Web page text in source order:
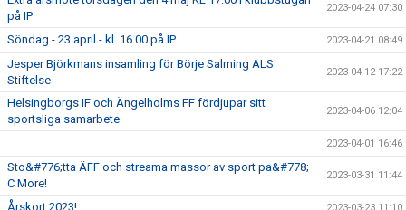
på IP
2023-04-24 07:30
Söndag - 23 april - kl. 16.00 på IP 2023-04-21 08:49
Jesper Björkmans insamling för Börje Salming ALS
Stiftelse
2023-04-12 17:22
Helsingborgs IF och Ängelholms FF fördjupar sitt
sportsliga samarbete
2023-04-06 12:04
2023-04-01 16:46
Sto&#776;tta ÄFF och streama massor av sport pa&#778;
C More!
2023-03-31 11:44
Årskort 2023!